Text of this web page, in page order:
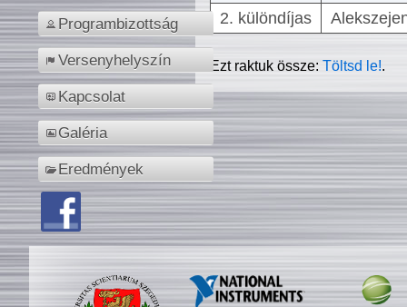
Programbizottság
Versenyhelyszín
Kapcsolat
Galéria
Eredmények
2. különdíjas
Ezt raktuk össze:Töltsd le!.